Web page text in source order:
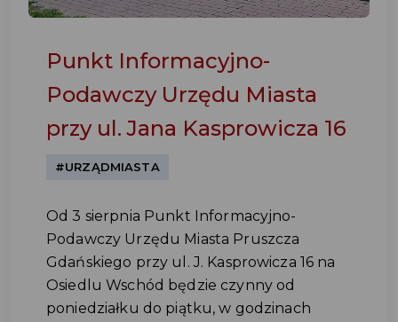
Punkt Informacyjno-
Podawczy Urzędu Miasta
przy ul. Jana Kasprowicza 16
#URZĄDMIASTA
Od 3 sierpnia Punkt Informacyjno-
Podawczy Urzędu Miasta Pruszcza
Gdańskiego przy ul. J. Kasprowicza 16 na
Osiedlu Wschód będzie czynny od
poniedziałku do piątku, w godzinach